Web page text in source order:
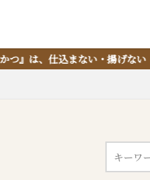
ない・油捨てない。おうちで